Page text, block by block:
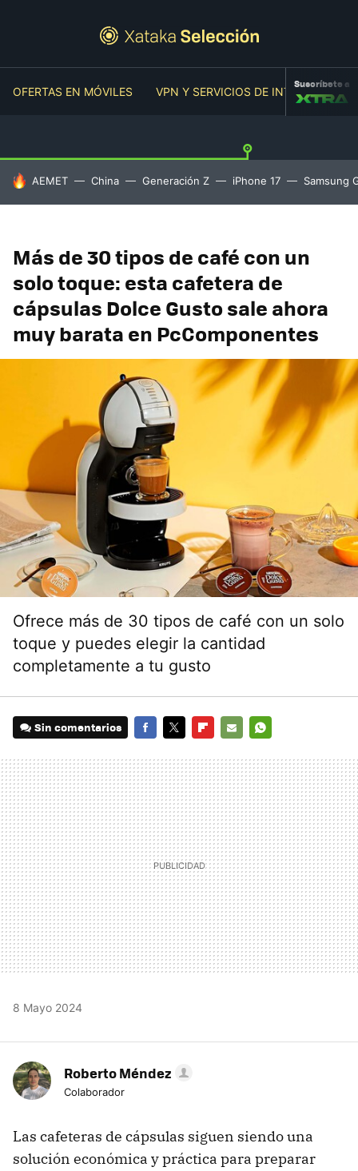
OFERTAS EN MÓVILES VPN Y SERVICIOS DE INTERNET
Suscríbete a
HOY SE HABLA DE
AEMET China Generación Z iPhone 17 Samsung
Más de 30 tipos de café con un
solo toque: esta cafetera de
cápsulas Dolce Gusto sale ahora
muy barata en PcComponentes
Ofrece más de 30 tipos de café con un solo
toque y puedes elegir la cantidad
completamente a tu gusto
Sin comentarios
MAIL
8 Mayo 2024
Roberto Méndez
Colaborador
Las cafeteras de cápsulas siguen siendo una
solución económica y práctica para preparar